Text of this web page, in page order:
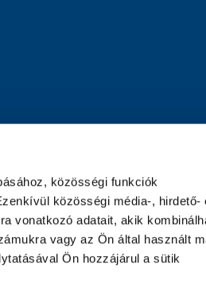
közösségi funkciók
közösségi média-, hirdető-
vonatkozó adatait, akik
vagy az Ön által használt
Ön hozzájárul a sütik